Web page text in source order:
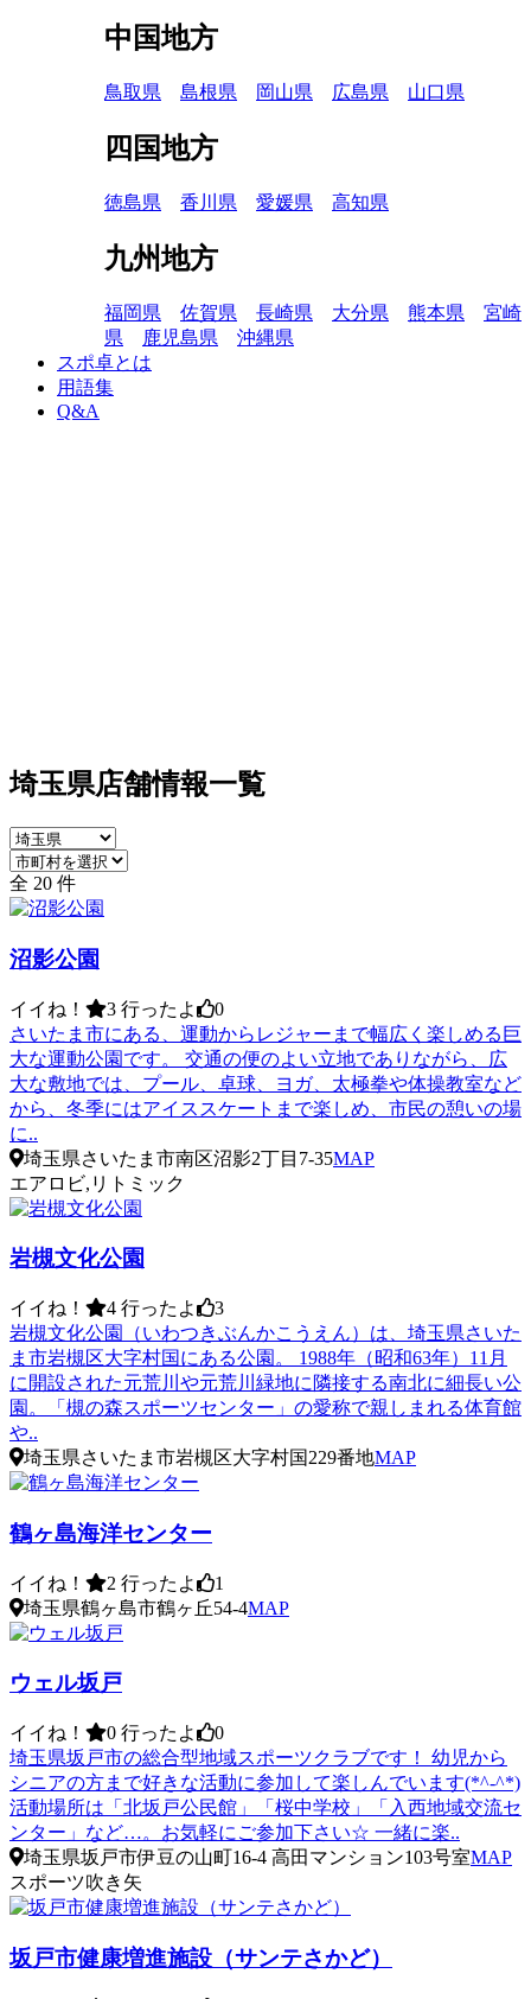
中国地方
鳥取県 島根県 岡山県 広島県 山口県
四国地方
徳島県 香川県 愛媛県 高知県
九州地方
福岡県 佐賀県 長崎県 大分県 熊本県
宮崎
県
鹿児島県
沖縄県
スポ卓とは
用語集
Q&A
埼玉県店舗情報一覧
全 20 件
沼影公園
イイね！ 3 行ったよ
0
さいたま市にある、運動からレジャーまで幅広く楽しめる巨
大な運動公園です。 交通の便のよい立地でありながら、広
大な敷地では、プール、卓球、ヨガ、太極拳や体操教室など
から、冬季にはアイススケートまで楽しめ、市民の憩いの場
に..
埼玉県さいたま市南区沼影2丁目7-35MAP
エアロビ,リトミック
岩槻文化公園
イイね！ 4 行ったよ
3
岩槻文化公園（いわつきぶんかこうえん）は、埼玉県さいた
ま市岩槻区大字村国にある公園。 1988年（昭和63年）11月
に開設された元荒川や元荒川緑地に隣接する南北に細長い公
園。「槻の森スポーツセンター」の愛称で親しまれる体育館
や..
埼玉県さいたま市岩槻区大字村国229番地MAP
鶴ヶ島海洋センター
イイね！ 2 行ったよ
1
埼玉県鶴ヶ島市鶴ヶ丘54-4MAP
ウェル坂戸
イイね！ 0 行ったよ
0
埼玉県坂戸市の総合型地域スポーツクラブです！ 幼児から
シニアの方まで好きな活動に参加して楽しんでいます(*^-^*)
活動場所は「北坂戸公民館」「桜中学校」「入西地域交流セ
ンター」など…。お気軽にご参加下さい☆ 一緒に楽..
埼玉県坂戸市伊豆の山町16-4 高田マンション103号室MAP
スポーツ吹き矢
坂戸市健康増進施設（サンテさかど）